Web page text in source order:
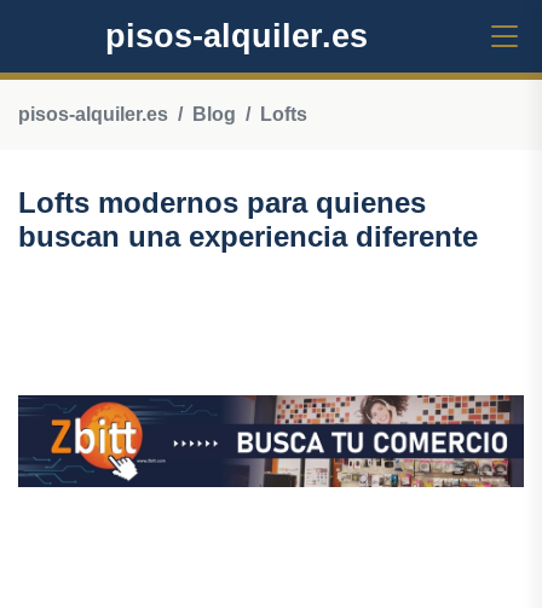
pisos-alquiler.es
pisos-alquiler.es Blog Lofts
Lofts modernos para quienes
buscan una experiencia diferente